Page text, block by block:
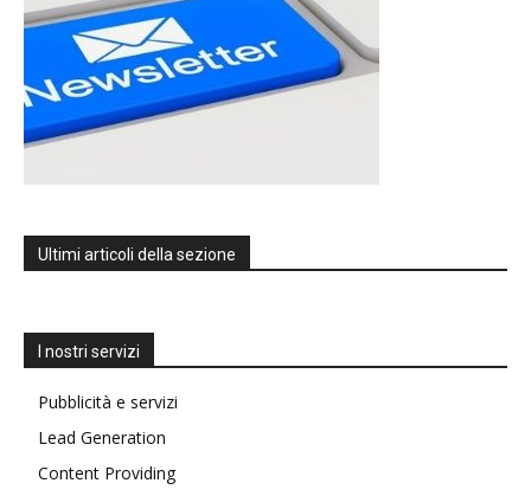
Ultimi articoli della sezione
I nostri servizi
Pubblicità e servizi
Lead Generation
Content Providing